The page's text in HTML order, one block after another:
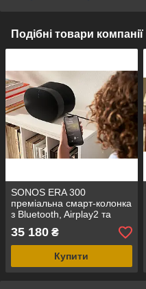
Подібні товари компанії
SONOS ERA 300
преміальна смарт-колонка
з Bluetooth, Airplay2 та
Dolby Atmos Music
35 180 ₴
Купити